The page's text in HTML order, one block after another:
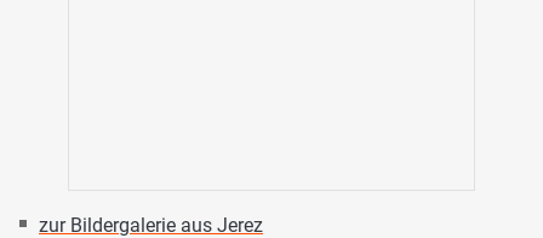
zur Bildergalerie aus Jerez